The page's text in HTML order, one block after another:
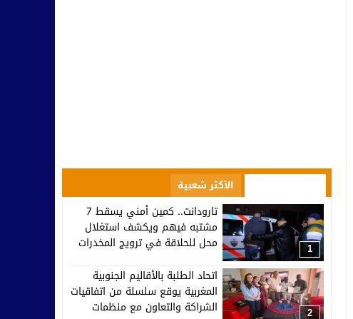
الأكثر شعبية
1
تارودانت.. كمين أمني يسقط 7
مشتبه فيهم ويكشف استغلال
محل للحلاقة في ترويج المخدرات
2
اتحاد الطلبة بالأقاليم الجنوبية
المغربية يوقع سلسلة من اتفاقيات
الشراكة والتعاون مع منظمات